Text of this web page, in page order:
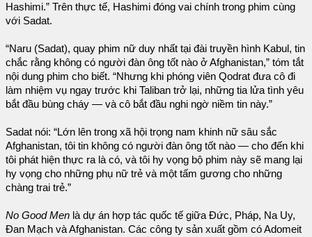
Hashimi.” Trên thực tế, Hashimi đóng vai chính trong phim cùng
với Sadat.
“Naru (Sadat), quay phim nữ duy nhất tại đài truyền hình Kabul, tin
chắc rằng không có người đàn ông tốt nào ở Afghanistan,” tóm tắt
nội dung phim cho biết. “Nhưng khi phóng viên Qodrat đưa cô đi
làm nhiệm vụ ngay trước khi Taliban trở lại, những tia lửa tình yêu
bắt đầu bùng cháy — và cô bắt đầu nghi ngờ niềm tin này.”
Sadat nói: “Lớn lên trong xã hội trọng nam khinh nữ sâu sắc
Afghanistan, tôi tin không có người đàn ông tốt nào — cho đến khi
tôi phát hiện thực ra là có, và tôi hy vọng bộ phim này sẽ mang lại
hy vọng cho những phụ nữ trẻ và một tấm gương cho những
chàng trai trẻ.”
No Good Men là dự án hợp tác quốc tế giữa Đức, Pháp, Na Uy,
Đan Mạch và Afghanistan. Các công ty sản xuất gồm có Adomeit